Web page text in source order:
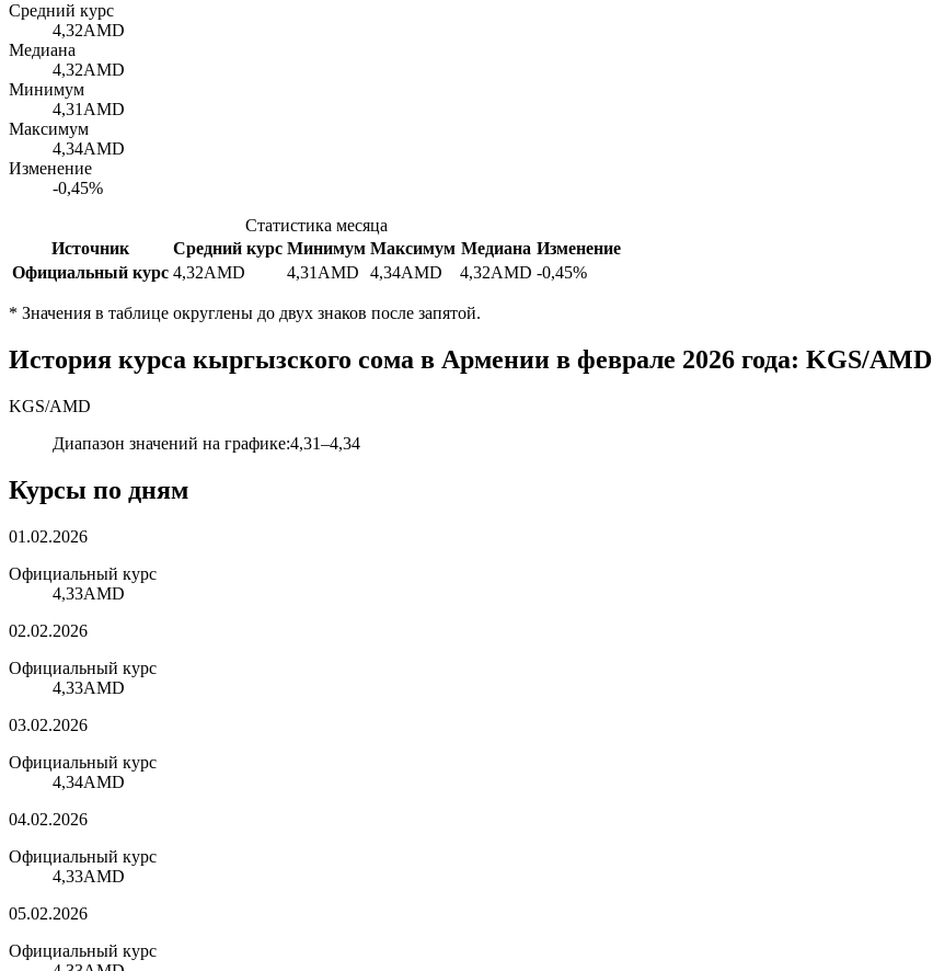
Средний курс
4,32AMD
Медиана
4,32AMD
Минимум
4,31 AMD
Максимум
4,34AMD
Изменение
-0,45%
Статистика месяца
Источник
Средний курс Минимум Максимум Медиана Изменение
Официальный курс 4,32AMD 4,31 AMD 4,34AMD 4,32AMD -0,45%
* Значения в таблице округлены до двух знаков после запятой.
История курса кыргызского сома в Армении в феврале 2026 года: KGS/AMD
KGS/AMD
Диапазон значений на графике:4,31–4,34
Курсы по дням
01.02.2026
Официальный курс
4,33AMD
02.02.2026
Официальный курс
4,33AMD
03.02.2026
Официальный курс
4,34AMD
04.02.2026
Официальный курс
4,33AMD
05.02.2026
Официальный курс